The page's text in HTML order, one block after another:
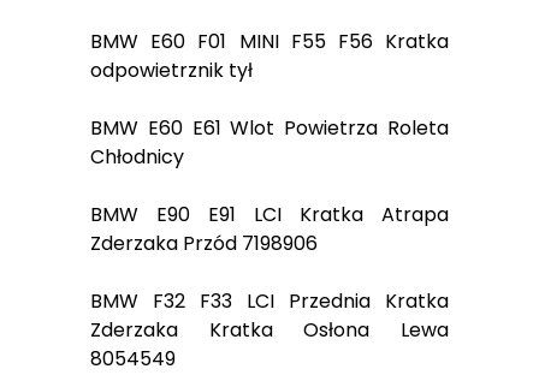
BMW E60 F01 MINI F55 F56 Kratka
odpowietrznik tył
BMW E60 E61 Wlot Powietrza Roleta
Chłodnicy
BMW E90 E91 LCI Kratka Atrapa
Zderzaka Przód 7198906
BMW F32 F33 LCI Przednia Kratka
Zderzaka Kratka Osłona Lewa
8054549